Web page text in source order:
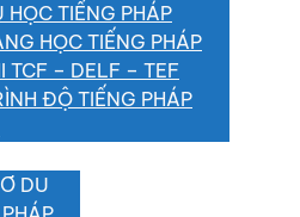
HỌC TIẾNG PHÁP
HỌC TIẾNG PHÁP
TCF – DELF – TEF
ĐỘ TIẾNG PHÁP
DU